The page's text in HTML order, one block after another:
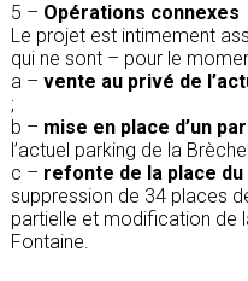
5 – Opérations connexes
Le projet est intimement
qui ne sont – pour le
a – vente au privé de
;
b – mise en place d’un
l’actuel parking de la
c – refonte de la place du
suppression de 34 places
partielle et modification de
Fontaine.